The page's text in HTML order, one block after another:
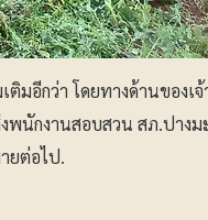
ติมอีกว่า โดยทางด้านของ
พนักงานสอบสวน สภ.ปางม
ยต่อไป.